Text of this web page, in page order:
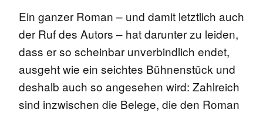
Ein ganzer Roman – und damit letztlich auch
der Ruf des Autors – hat darunter zu leiden,
dass er so scheinbar unverbindlich endet,
ausgeht wie ein seichtes Bühnenstück und
deshalb auch so angesehen wird: Zahlreich
sind inzwischen die Belege, die den Roman